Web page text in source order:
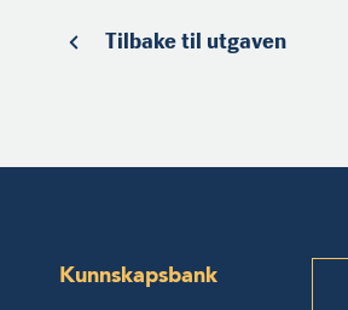
Tilbake til utgaven
Kunnskapsbank